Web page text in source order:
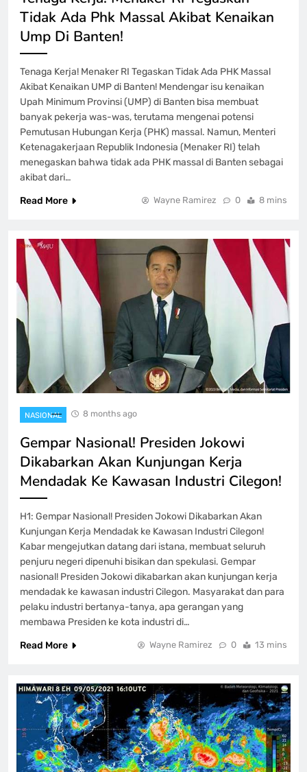
Tidak Ada Phk Massal Akibat Kenaikan
Ump Di Banten!
Tenaga Kerja! Menaker RI Tegaskan Tidak Ada PHK Massal
Akibat Kenaikan UMP di Banten! Mendengar isu kenaikan
Upah Minimum Provinsi (UMP) di Banten bisa membuat
banyak pekerja was-was, terutama mengenai potensi
Pemutusan Hubungan Kerja (PHK) massal. Namun, Menteri
Ketenagakerjaan Republik Indonesia (Menaker RI) telah
menegaskan bahwa tidak ada PHK massal di Banten sebagai
akibat dari…
Read More
Wayne Ramirez 0 8 mins
NASIONAL 8 months ago
Gempar Nasional! Presiden Jokowi
Dikabarkan Akan Kunjungan Kerja
Mendadak Ke Kawasan Industri Cilegon!
H1: Gempar Nasional! Presiden Jokowi Dikabarkan Akan
Kunjungan Kerja Mendadak ke Kawasan Industri Cilegon!
Kabar mengejutkan datang dari istana, membuat seluruh
penjuru negeri dipenuhi bisikan dan spekulasi. Gempar
nasional! Presiden Jokowi dikabarkan akan kunjungan kerja
mendadak ke kawasan industri Cilegon. Masyarakat dan para
pelaku industri bertanya-tanya, apa gerangan yang
membawa Presiden ke kota industri di…
Read More
Wayne Ramirez 0 13 mins